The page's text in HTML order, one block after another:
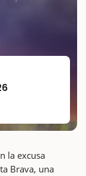
la excusa
Brava, una